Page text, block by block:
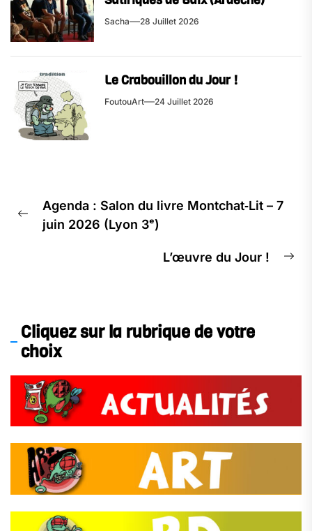
Sacha 28 Juillet 2026
Le Crabouillon du Jour !
FoutouArt 24 Juillet 2026
Agenda : Salon du livre Montchat‑Lit – 7
juin 2026 (Lyon 3ᵉ)
L’œuvre du Jour !
Cliquez sur la rubrique de votre
choix